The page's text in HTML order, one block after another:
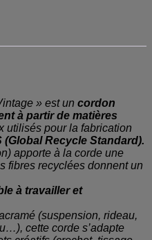
» est un cordon
à partir de matières
utilisés pour la fabrication
(Global Recycle Standard).
apporte à la corde une
fibres recyclées donnent un
à travailler et
(suspension, rideau,
cette corde s’adapte